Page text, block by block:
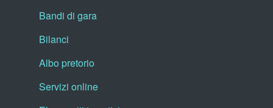
Bandi di gara
Bilanci
Albo pretorio
Servizi online